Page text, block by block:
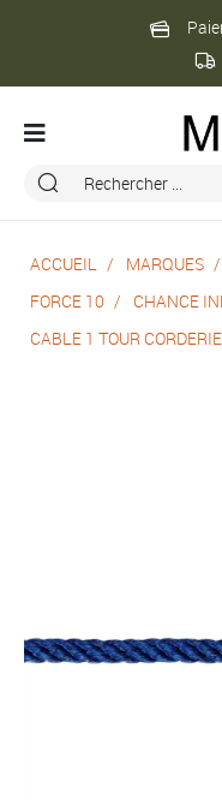
ACCUEIL MARQUES
FORCE 10
CHANCE
CABLE 1 TOUR